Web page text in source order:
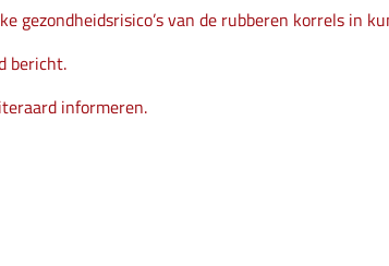
gezondheidsrisico’s van de rubberen korrels in
bericht.
informeren.